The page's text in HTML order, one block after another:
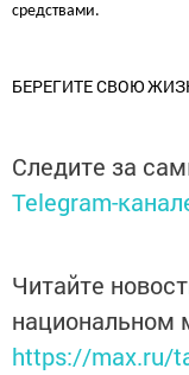
средствами.
БЕРЕГИТЕ СВОЮ
Следите за
Telegram-
Читайте
национальном
https://max.ru/